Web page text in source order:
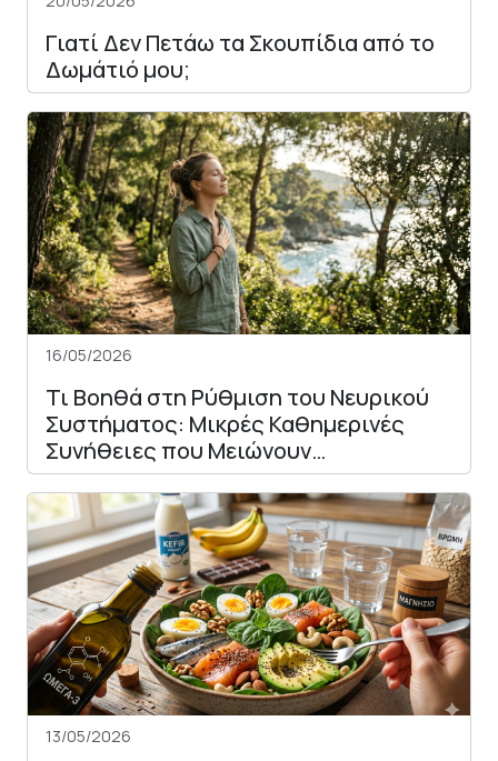
Γιατί Δεν Πετάω τα Σκουπίδια από το
Δωμάτιό μου;
16/05/2026
Τι Βοηθά στη Ρύθμιση του Νευρικού
Συστήματος: Μικρές Καθημερινές
Συνήθειες που Μειώνουν…
13/05/2026